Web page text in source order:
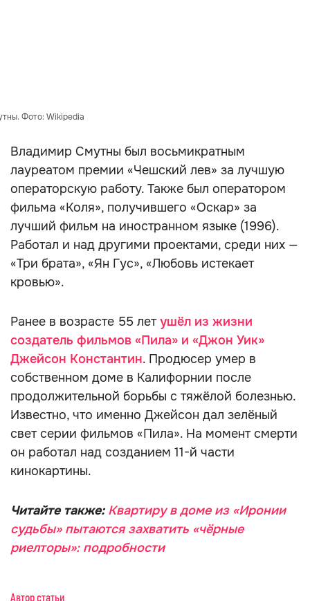
Фото: Wikipedia
Владимир Смутны был восьмикратным
лауреатом премии «Чешский лев» за лучшую
операторскую работу. Также был оператором
фильма «Коля», получившего «Оскар» за
лучший фильм на иностранном языке (1996).
Работал и над другими проектами, среди них —
«Три брата», «Ян Гус», «Любовь истекает
кровью».
Ранее в возрасте 55 летушёл из жизни
создатель фильмов «Пила» и «Джон Уик»
Джейсон Константин. Продюсер умер в
собственном доме в Калифорнии после
продолжительной борьбы с тяжёлой болезнью.
Известно, что именно Джейсон дал зелёный
свет серии фильмов «Пила». На момент смерти
он работал над созданием 11-й части
кинокартины.
Читайте также: Квартиру в доме из «Иронии
судьбы» пытаются захватить «чёрные
риелторы»: подробности
Автор статьи